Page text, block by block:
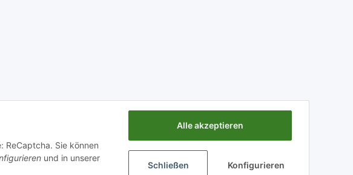
ReCaptcha. Sie können
und in unserer
Alle akzeptieren
Schließen Konfigurieren